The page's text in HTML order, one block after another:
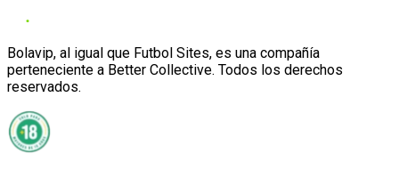
Bolavip, al igual que Futbol Sites, es una compañía
perteneciente a Better Collective. Todos los derechos
reservados.